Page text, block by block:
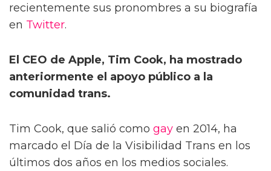
recientemente sus pronombres a su biografía
en Twitter.
El CEO de Apple, Tim Cook, ha mostrado
anteriormente el apoyo público a la
comunidad trans.
Tim Cook, que salió como gay en 2014, ha
marcado el Día de la Visibilidad Trans en los
últimos dos años en los medios sociales.